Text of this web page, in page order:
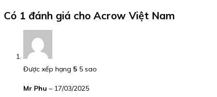
Có 1 đánh giá cho Acrow Việt Nam
Được xếp hạng 5 5 sao
Mr Phu – 17/03/2025